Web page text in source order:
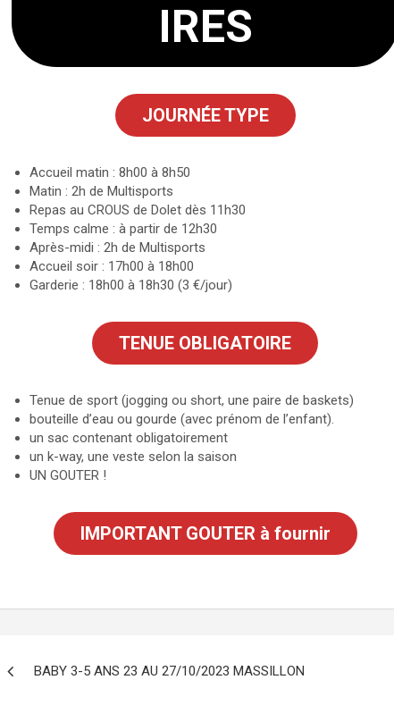
IRES
JOURNÉE TYPE
Accueil matin : 8h00 à 8h50
Matin : 2h de Multisports
Repas au CROUS de Dolet dès 11h30
Temps calme : à partir de 12h30
Après-midi : 2h de Multisports
Accueil soir : 17h00 à 18h00
Garderie : 18h00 à 18h30 (3 €/jour)
TENUE OBLIGATOIRE
Tenue de sport (jogging ou short, une paire de baskets)
bouteille d’eau ou gourde (avec prénom de l’enfant).
un sac contenant obligatoirement
un k-way, une veste selon la saison
UN GOUTER !
IMPORTANT GOUTER à fournir
BABY 3-5 ANS 23 AU 27/10/2023 MASSILLON